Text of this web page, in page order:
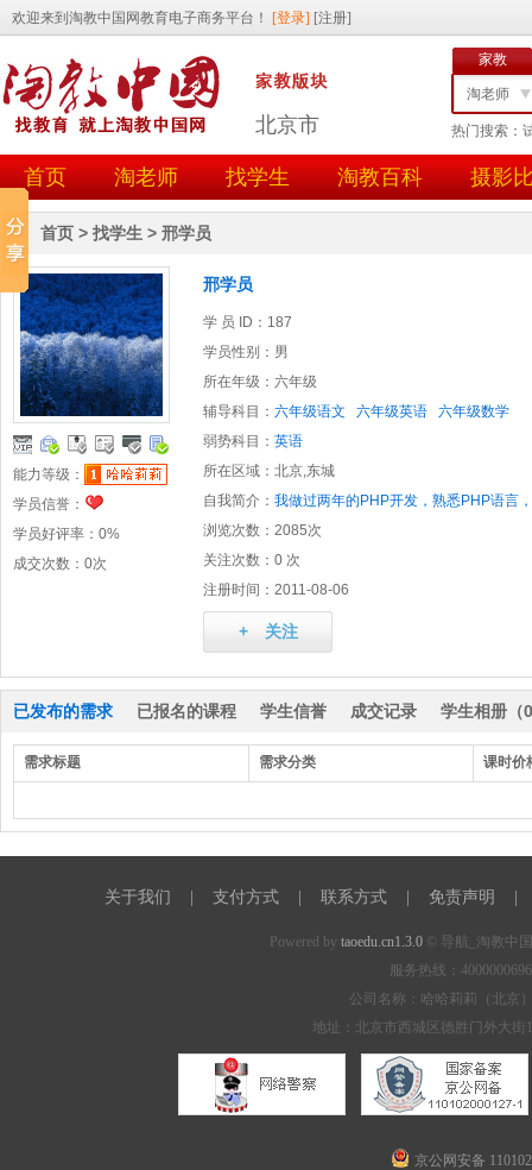
北京市
家教
淘老师
找学生
任务id
用户id
热门搜索：
首页 淘老师 找学生 淘教百科 摄影
首页 > 找学生 > 邢学员
能力等级：
学员信誉：
学员好评率： 0%
成交次数： 0次
邢学员
学 员 ID： 187
学员性别： 男
所在年级： 六年级
辅导科目： 六年级语文 六年级英语
六年级数学
弱势科目： 英语
所在区域： 北京,东城
自我简介： 我做过两年的PHP开发，熟悉PHP语言
浏览次数： 2085次
关注次数： 0 次
注册时间： 2011-08-06
+ 关注
已发布的需求 已报名的课程 学生信誉 成交记录 学生相册（
需求标题 需求分类 课时价
关于我们 支付方式 联系方式 免责声明
Powered by taoedu.cn1.3.0© 导航_淘教中国
服务热线：
公司名称：哈哈莉莉（北
地址：北京市西城区德胜门外大
京公网安备